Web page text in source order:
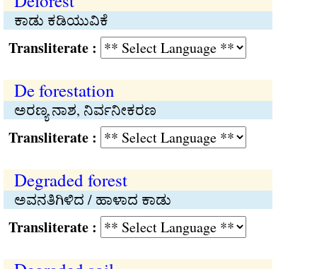
ಕಾಡು ಕಡಿಯುವಿಕೆ
:
De forestation
ಅರಣ್ಯ ನಾಶ, ನಿರ್ವನೀಕರಣ
:
Degraded forest
ಅವನತಿಗಿಳಿದ / ಹಾಳಾದ ಕಾಡು
: